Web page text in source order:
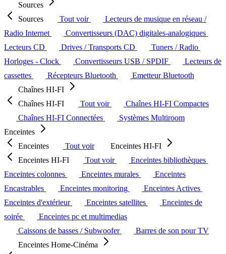
Sources
Sources
Tout voir
Lecteurs de musique en réseau /
Radio Internet
Convertisseurs (DAC) digitales-analogiques
Lecteurs CD
Drives / Transports CD
Tuners / Radio
Horloges - Clock
Convertisseurs USB / SPDIF
Lecteurs de
cassettes
Récepteurs Bluetooth
Emetteur Bluetooth
Chaînes HI-FI
Chaînes HI-FI
Tout voir
Chaînes HI-FI Compactes
Chaînes HI-FI Connectées
Systèmes Multiroom
Enceintes
Enceintes
Tout voir
Enceintes HI-FI
Enceintes HI-FI
Tout voir
Enceintes bibliothèques
Enceintes colonnes
Enceintes murales
Enceintes
Encastrables
Enceintes monitoring
Enceintes Actives
Enceintes d'extérieur
Enceintes satellites
Enceintes de
soirée
Enceintes pc et multimedias
Caissons de basses / Subwoofer
Barres de son pour TV
Enceintes Home-Cinéma